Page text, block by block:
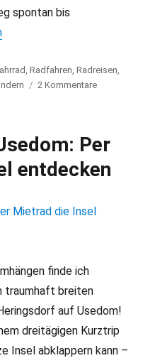
spontan bis
Radweg: Auf zwei Rädern
,Radfahren ,Radreisen
2 Kommentare
Auf
Rädern
Per
entdecken
finde ich
traumhaft breiten
auf Usedom!
dreitägigen Kurztrip
Insel abklappern kann –